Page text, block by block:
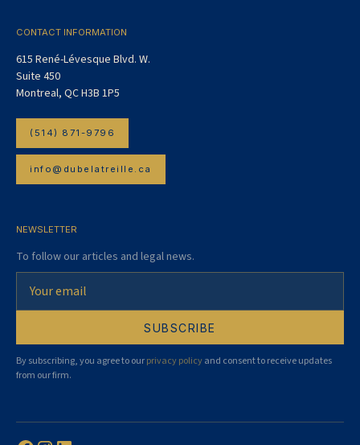
CONTACT INFORMATION
615 René-Lévesque Blvd. W.
Suite 450
Montreal, QC H3B 1P5
(514) 871-9796
info@dubelatreille.ca
NEWSLETTER
To follow our articles and legal news.
By subscribing, you agree to ourprivacy policyand consent to receive updates
from our firm.